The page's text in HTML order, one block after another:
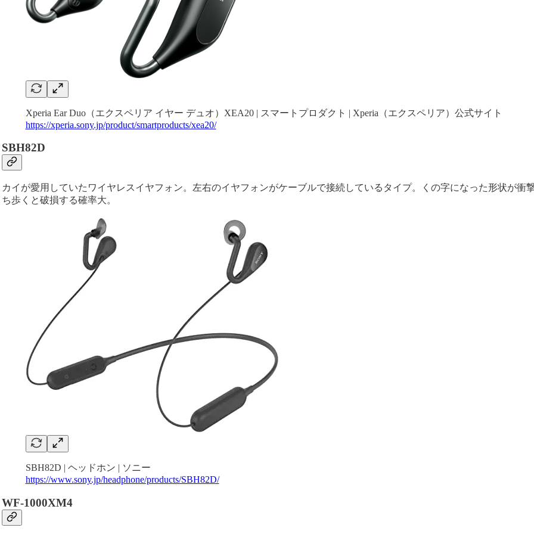
Xperia Ear Duo（エクスペリア イヤー デュオ）XEA20 | スマートプロダクト | Xperia（エクスペリア）公式サイト
https://xperia.sony.jp/product/smartproducts/xea20/
SBH82D
カイが愛用していたワイヤレスイヤフォン。左右のイヤフォンがケーブルで接続しているタイプ。くの字になった形状が衝
ち歩くと破損する確率大。
SBH82D | ヘッドホン | ソニー
https://www.sony.jp/headphone/products/SBH82D/
WF-1000XM4